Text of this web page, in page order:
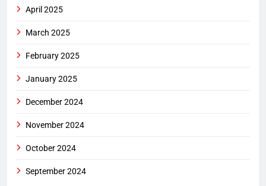
April 2025
March 2025
February 2025
January 2025
December 2024
November 2024
October 2024
September 2024